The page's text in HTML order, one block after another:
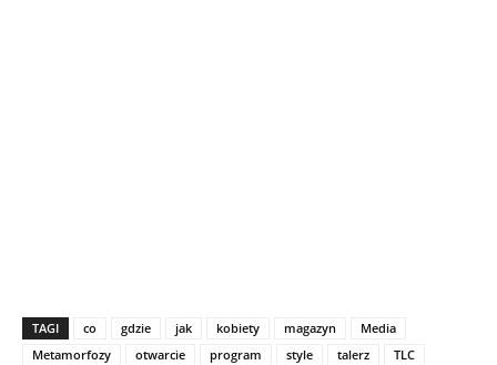
TAGI co gdzie jak kobiety magazyn
Media
Metamorfozy
otwarcie program style talerz
TLC